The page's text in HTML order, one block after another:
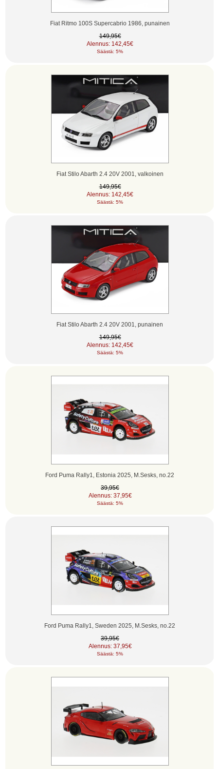
Fiat Ritmo 100S Supercabrio 1986, punainen
149,95€
Alennus: 142,45€
Säästä: 5%
Fiat Stilo Abarth 2.4 20V 2001, valkoinen
149,95€
Alennus: 142,45€
Säästä: 5%
Fiat Stilo Abarth 2.4 20V 2001, punainen
149,95€
Alennus: 142,45€
Säästä: 5%
Ford Puma Rally1, Estonia 2025, M.Sesks, no.22
39,95€
Alennus: 37,95€
Säästä: 5%
Ford Puma Rally1, Sweden 2025, M.Sesks, no.22
39,95€
Alennus: 37,95€
Säästä: 5%